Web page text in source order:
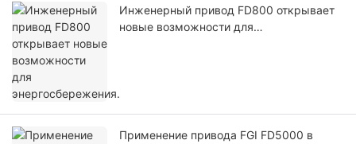
Инженерный привод FD800 открывает
новые возможности для
Применение привода FGI FD5000 в